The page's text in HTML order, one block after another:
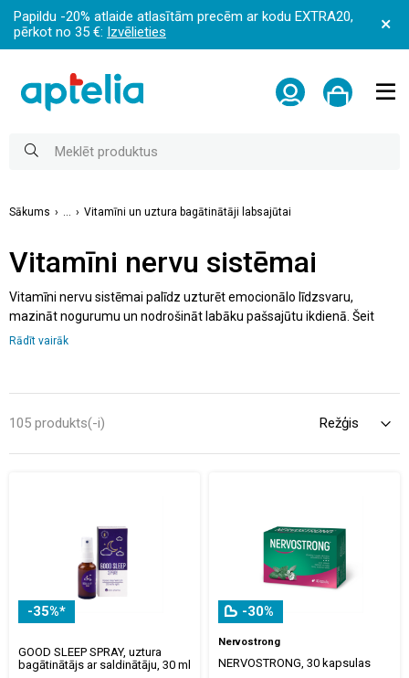
Papildu -20% atlaide atlasītām precēm ar kodu EXTRA20,
pērkot no 35 €: Izvēlieties
Sākums Vitamīni un uztura bagātinātāji labsajūtai
Vitamīni nervu sistēmai
Vitamīni nervu sistēmai palīdz uzturēt emocionālo līdzsvaru,
mazināt nogurumu un nodrošināt labāku pašsajūtu ikdienā. Šeit
atradīsiet plašu līdzekļu izvēli – no B grupas vitamīniem un magnija
sistēmas darbību un mierīgāku ikdienu gan tiem, kas izjūt stresu,
koncentrēšanās spējas.
Rādīt vairāk
105 produkts(-i)
-35%*
GOOD SLEEP SPRAY, uztura
bagātinātājs ar saldinātāju, 30 ml
-30%
Nervostrong
NERVOSTRONG, 30 kapsulas